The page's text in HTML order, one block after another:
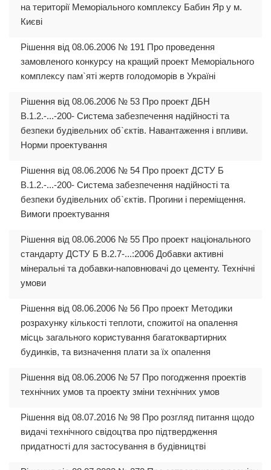
на території Меморіального комплексу Бабин Яр у м.
Києві
Рішення від 08.06.2006 № 191 Про проведення
замовленого конкурсу на кращий проект Меморіального
комплексу пам`яті жертв голодоморів в Україні
Рішення від 08.06.2006 № 53 Про проект ДБН
В.1.2.-...-200- Система забезпечення надійності та
безпеки будівельних об`єктів. Навантаження і впливи.
Норми проектування
Рішення від 08.06.2006 № 54 Про проект ДСТУ Б
В.1.2.-...-200- Система забезпечення надійності та
безпеки будівельних об`єктів. Прогини і переміщення.
Вимоги проектування
Рішення від 08.06.2006 № 55 Про проект національного
стандарту ДСТУ Б В.2.7-...:2006 Добавки активні
мінеральні та добавки-наповнювачі до цементу. Технічні
умови
Рішення від 08.06.2006 № 56 Про проект Методики
розрахунку кількості теплоти, спожитої на опалення
місць загального користування багатоквартирних
будинків, та визначення плати за їх опалення
Рішення від 08.06.2006 № 57 Про погодження проектів
технічних умов та проекту зміни технічних умов
Рішення від 08.07.2016 № 98 Про розгляд питання щодо
видачі технічного свідоцтва про підтвердження
придатності для застосування в будівництві